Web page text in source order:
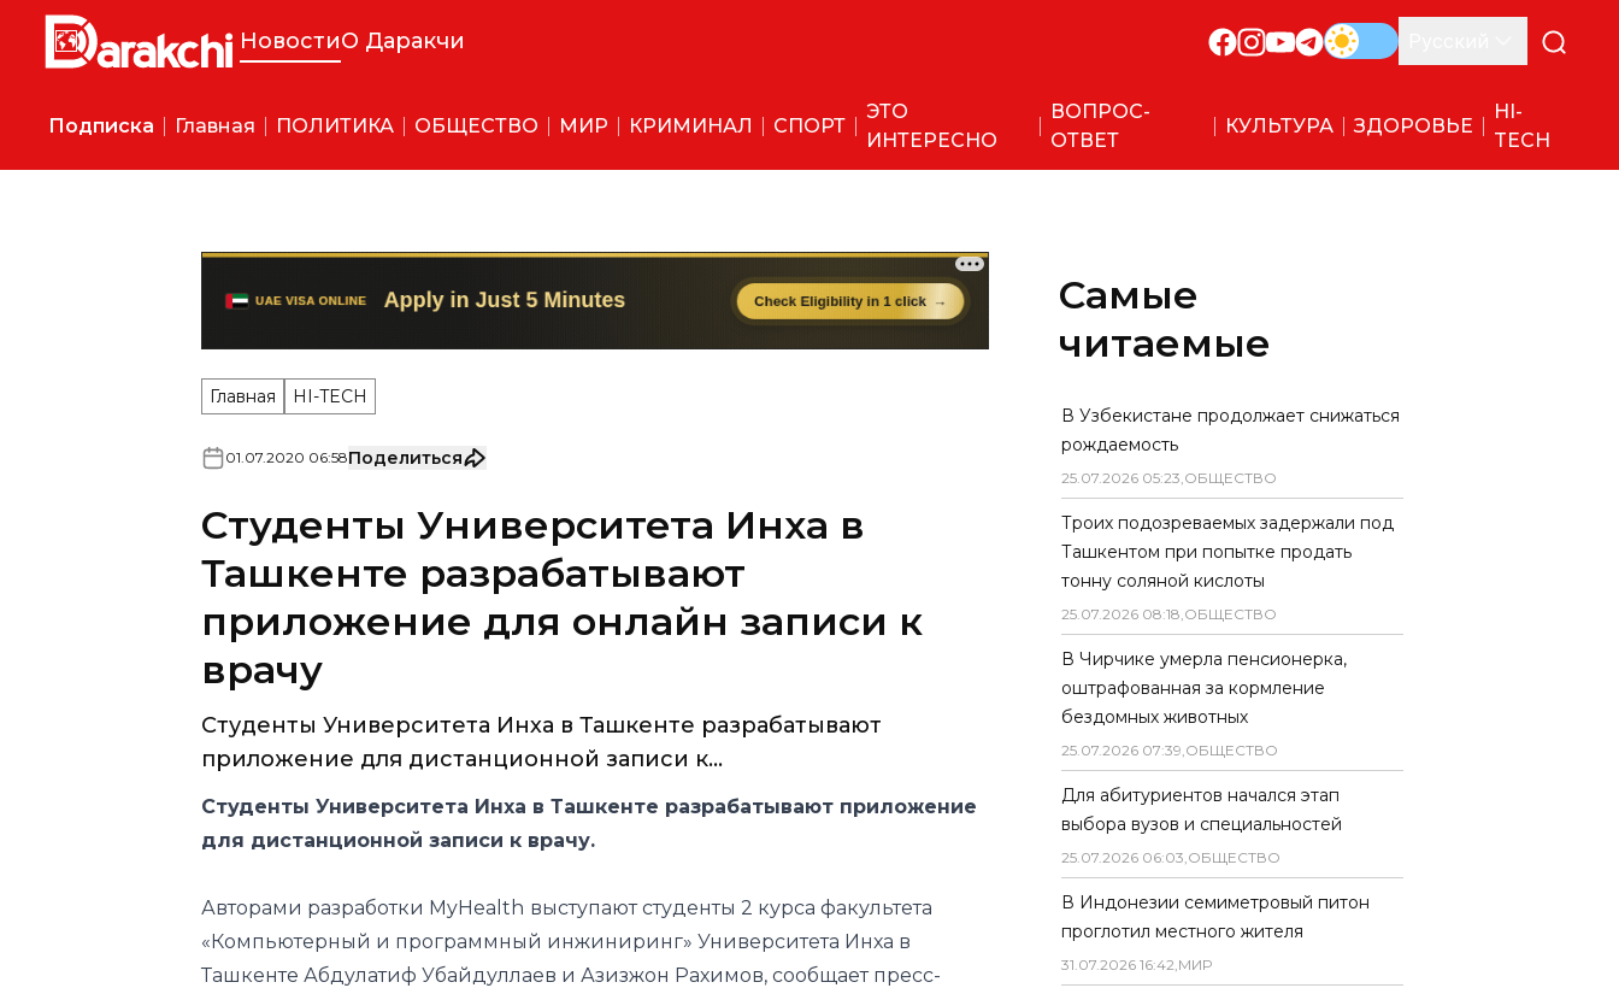
НовостиО Даракчи
Подписка Главная ПОЛИТИКА ОБЩЕСТВО МИР КРИМИНАЛ СПОРТ
ЭТО
ИНТЕРЕСНО
ВОПРОС-
ОТВЕТ
КУЛЬТУРА ЗДОРОВЬЕ
HI-
TECH
Главная HI-TECH
01 07 2020 06:58Поделиться
Студенты Университета Инха в
Ташкенте разрабатывают
приложение для онлайн записи к
врачу
Студенты Университета Инха в Ташкенте разрабатывают
приложение для дистанционной записи к...
Студенты Университета Инха в Ташкенте разрабатывают приложение
для дистанционной записи к врачу.
Авторами разработки MyHealth выступают студенты 2 курса факультета
«Компьютерный и программный инжиниринг» Университета Инха в
Ташкенте Абдулатиф Убайдуллаев и Азизжон Рахимов, сообщает пресс-
Самые
читаемые
В Узбекистане продолжает снижаться
рождаемость
25.07.2026 05:23,ОБЩЕСТВО
Троих подозреваемых задержали под
Ташкентом при попытке продать
тонну соляной кислоты
25.07.2026 08:18,ОБЩЕСТВО
В Чирчике умерла пенсионерка,
оштрафованная за кормление
бездомных животных
25.07.2026 07:39,ОБЩЕСТВО
Для абитуриентов начался этап
выбора вузов и специальностей
25.07.2026 06:03,ОБЩЕСТВО
В Индонезии семиметровый питон
проглотил местного жителя
31.07.2026 16:42,МИР